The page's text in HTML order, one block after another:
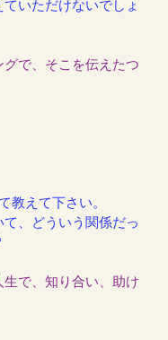
いただけないでしょ
で、そこを伝えたつ
教えて下さい。
、どういう関係だっ
で、知り合い、助け